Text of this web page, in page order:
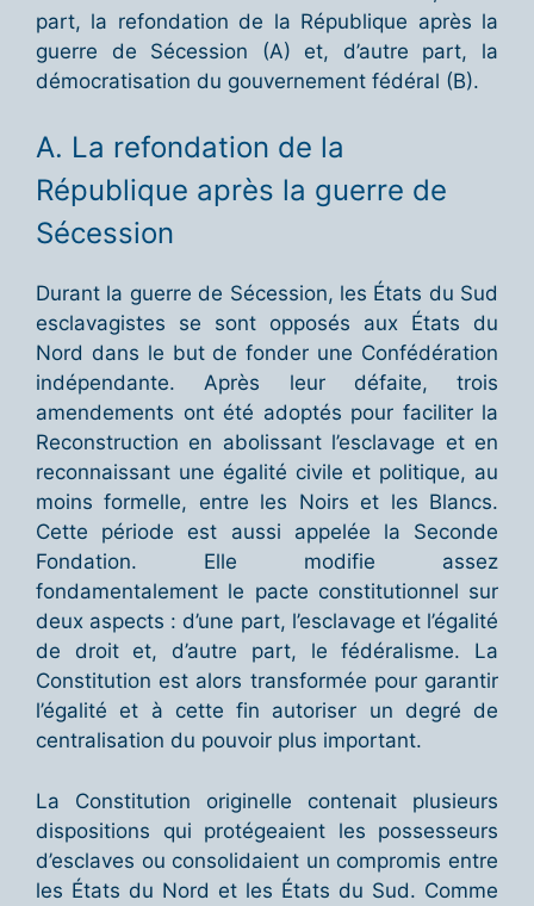
part, la refondation de la République après la
guerre de Sécession (A) et, d’autre part, la
démocratisation du gouvernement fédéral (B).
A. La refondation de la
République après la guerre de
Sécession
Durant la guerre de Sécession, les États du Sud
esclavagistes se sont opposés aux États du
Nord dans le but de fonder une Confédération
indépendante. Après leur défaite, trois
amendements ont été adoptés pour faciliter la
Reconstruction en abolissant l’esclavage et en
reconnaissant une égalité civile et politique, au
moins formelle, entre les Noirs et les Blancs.
Cette période est aussi appelée la Seconde
Fondation. Elle modifie assez
fondamentalement le pacte constitutionnel sur
deux aspects : d’une part, l’esclavage et l’égalité
de droit et, d’autre part, le fédéralisme. La
Constitution est alors transformée pour garantir
l’égalité et à cette fin autoriser un degré de
centralisation du pouvoir plus important.
La Constitution originelle contenait plusieurs
dispositions qui protégeaient les possesseurs
d’esclaves ou consolidaient un compromis entre
les États du Nord et les États du Sud. Comme